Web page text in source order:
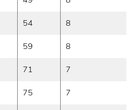
54 8
59 8
71 7
75 7